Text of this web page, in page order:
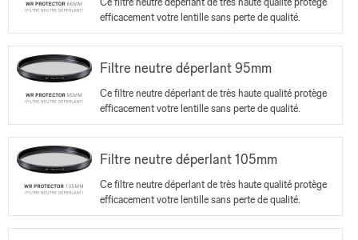
efficacement votre lentille sans perte de qualité.
Filtre neutre déperlant 95mm
Ce filtre neutre déperlant de très haute qualité protège
efficacement votre lentille sans perte de qualité.
Filtre neutre déperlant 105mm
Ce filtre neutre déperlant de très haute qualité protège
efficacement votre lentille sans perte de qualité.